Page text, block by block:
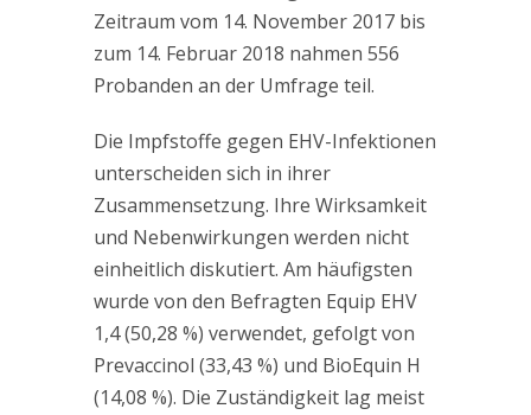
Zeitraum vom 14. November 2017 bis
zum 14. Februar 2018 nahmen 556
Probanden an der Umfrage teil.
Die Impfstoffe gegen EHV-Infektionen
unterscheiden sich in ihrer
Zusammensetzung. Ihre Wirksamkeit
und Nebenwirkungen werden nicht
einheitlich diskutiert. Am häufigsten
wurde von den Befragten Equip EHV
1,4 (50,28 %) verwendet, gefolgt von
Prevaccinol (33,43 %) und BioEquin H
(14,08 %). Die Zuständigkeit lag meist